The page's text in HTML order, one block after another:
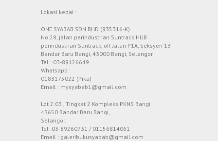
Lokasi kedai :
ONE SYABAB SDN BHD (935316-K)
No 28, jalan perindustrian Suntrack HUB
perindustrian Suntrack, off Jalan P1A, Seksyen 13
Bandar Baru Bangi, 43000 Bangi, Selangor
Tel : 03-89126649
Whatsapp :
0183175022 (Pika)
Email : mysyabab1@gmail.com
Lot 2.03 , Tingkat 2 Kompleks PKNS Bangi
43650 Bandar Baru Bangi,
Selangor.
Tel :03-89260731 / 01156814061
Email : galeribukusyabab@gmail.com